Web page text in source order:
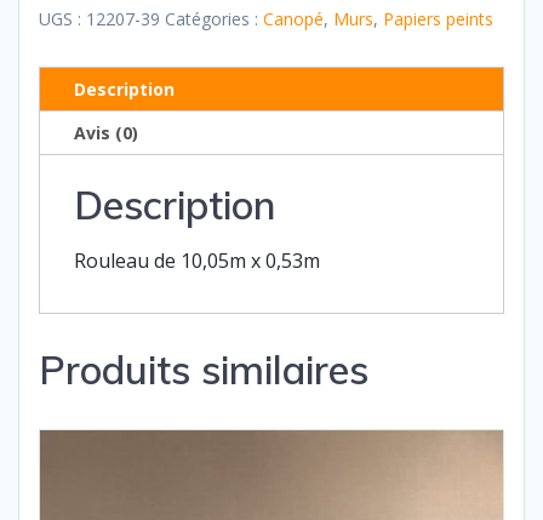
15
UGS : 12207-39 Catégories : Canopé, Murs, Papiers peints
Description
Avis (0)
Description
Rouleau de 10,05m x 0,53m
Produits similaires